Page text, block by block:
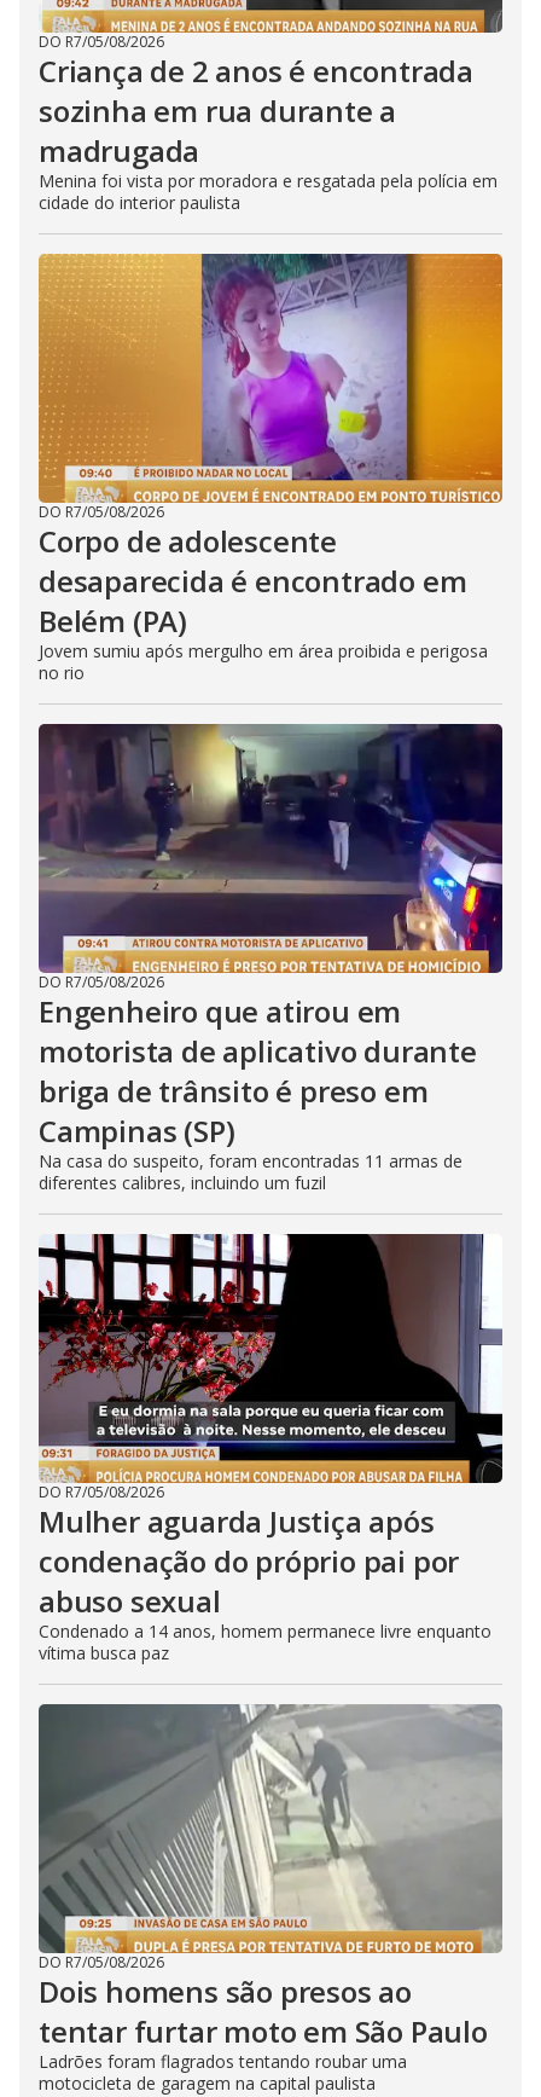
DO R7/05/08/2026
Criança de 2 anos é encontrada
sozinha em rua durante a
madrugada
Menina foi vista por moradora e resgatada pela polícia em
cidade do interior paulista
DO R7/05/08/2026
Corpo de adolescente
desaparecida é encontrado em
Belém (PA)
Jovem sumiu após mergulho em área proibida e perigosa
no rio
DO R7/05/08/2026
Engenheiro que atirou em
motorista de aplicativo durante
briga de trânsito é preso em
Campinas (SP)
Na casa do suspeito, foram encontradas 11 armas de
diferentes calibres, incluindo um fuzil
DO R7/05/08/2026
Mulher aguarda Justiça após
condenação do próprio pai por
abuso sexual
Condenado a 14 anos, homem permanece livre enquanto
vítima busca paz
DO R7/05/08/2026
Dois homens são presos ao
tentar furtar moto em São Paulo
Ladrões foram flagrados tentando roubar uma
motocicleta de garagem na capital paulista